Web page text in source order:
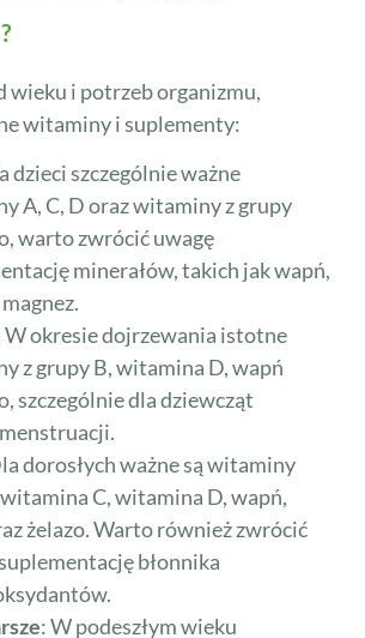
wieku i potrzeb organizmu,
witaminy i suplementy:
dzieci szczególnie ważne
A, C, D oraz witaminy z grupy
warto zwrócić uwagę
minerałów, takich jak wapń,
W okresie dojrzewania istotne
z grupy B, witamina D, wapń
szczególnie dla dziewcząt
dorosłych ważne są witaminy
C, witamina D, wapń,
żelazo. Warto również zwrócić
błonnika
: W podeszłym wieku